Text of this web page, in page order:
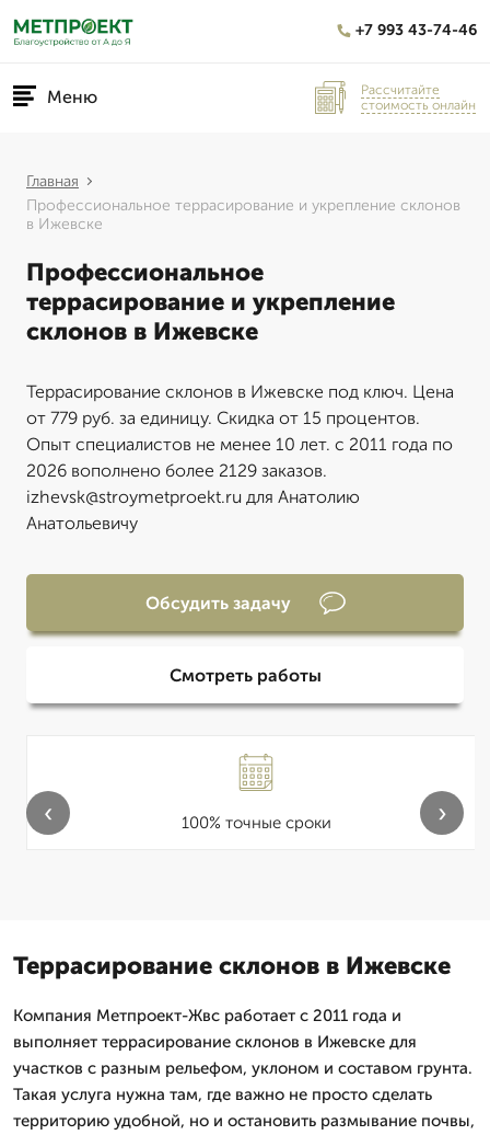
+7 993 43-74-46
Меню
Рассчитайте
стоимость онлайн
Главная
Профессиональное террасирование и укрепление склонов
в Ижевске
Профессиональное
террасирование и укрепление
склонов в Ижевске
Террасирование склонов в Ижевске под ключ. Цена
от 779 руб. за единицу. Скидка от 15 процентов.
Опыт специалистов не менее 10 лет. с 2011 года по
2026 вополнено более 2129 заказов.
izhevsk@stroymetproekt.ru для Анатолию
Анатольевичу
Обсудить задачу
Смотреть работы
100% точные сроки
‹ ›
Террасирование склонов в Ижевске
Компания Метпроект-Жвс работает с 2011 года и
выполняет террасирование склонов в Ижевске для
участков с разным рельефом, уклоном и составом грунта.
Такая услуга нужна там, где важно не просто сделать
территорию удобной, но и остановить размывание почвы,